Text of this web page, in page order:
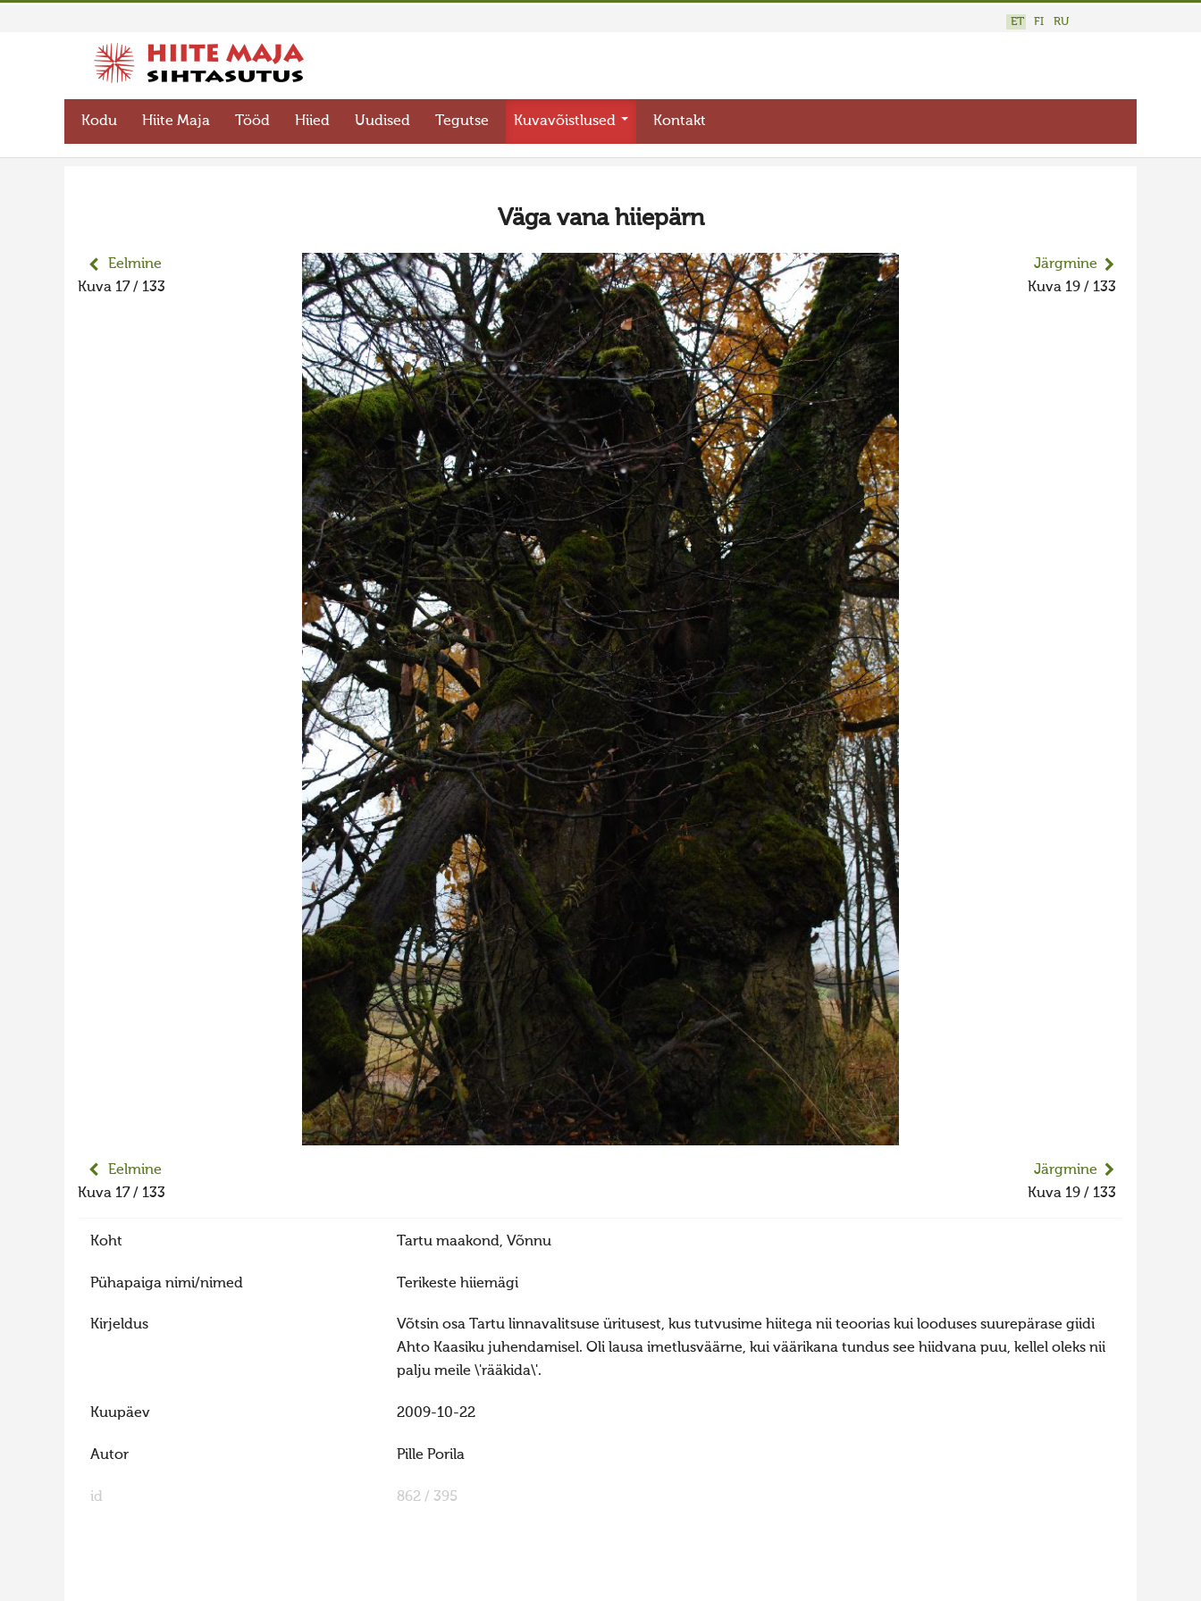
ET FI RU
Kodu Hiite Maja Tööd Hiied Uudised Tegutse Kuvavõistlused Kontakt
Väga vana hiiepärn
Eelmine
Kuva 17 / 133
Järgmine
Kuva 19 / 133
Eelmine
Kuva 17 / 133
Järgmine
Kuva 19 / 133
Koht Tartu maakond, Võnnu
Pühapaiga nimi/nimed Terikeste hiiemägi
Kirjeldus
Võtsin osa Tartu linnavalitsuse üritusest, kus tutvusime hiitega nii teoorias kui looduses suurepärase giidi
Ahto Kaasiku juhendamisel. Oli lausa imetlusväärne, kui väärikana tundus see hiidvana puu, kellel oleks nii
palju meile \'rääkida\'.
Kuupäev 2009-10-22
Autor Pille Porila
id 862 / 395